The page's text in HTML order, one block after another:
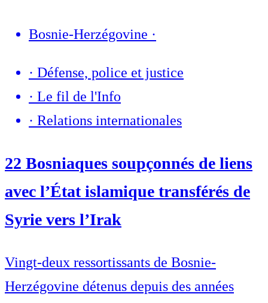
Bosnie-Herzégovine ·
· Défense, police et justice
· Le fil de l'Info
· Relations internationales
22 Bosniaques soupçonnés de liens
avec l’État islamique transférés de
Syrie vers l’Irak
Vingt-deux ressortissants de Bosnie-
Herzégovine détenus depuis des années